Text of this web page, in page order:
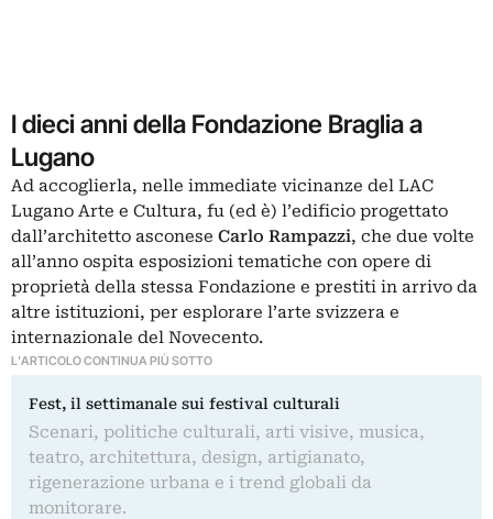
I dieci anni della Fondazione Braglia a
Lugano
Ad accoglierla, nelle immediate vicinanze del LAC
Lugano Arte e Cultura, fu (ed è) l’edificio progettato
dall’architetto asconese Carlo Rampazzi, che due volte
all’anno ospita esposizioni tematiche con opere di
proprietà della stessa Fondazione e prestiti in arrivo da
altre istituzioni, per esplorare l’arte svizzera e
internazionale del Novecento.
L'ARTICOLO CONTINUA PIÙ SOTTO
Fest, il settimanale sui festival culturali
Scenari, politiche culturali, arti visive, musica,
teatro, architettura, design, artigianato,
rigenerazione urbana e i trend globali da
monitorare.